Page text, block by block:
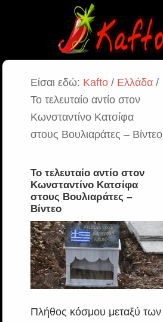
Είσαι εδώ: Kafto/ Ελλάδα/
Το τελευταίο αντίο στον
Κωνσταντίνο Κατσίφα
στους Βουλιαράτες – Βίντεο
Το τελευταίο αντίο στον
Κωνσταντίνο Κατσίφα
στους Βουλιαράτες –
Βίντεο
Πλήθος κόσμου μεταξύ των